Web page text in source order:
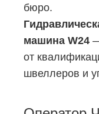
бюро.
машина W24
от
швеллеров и